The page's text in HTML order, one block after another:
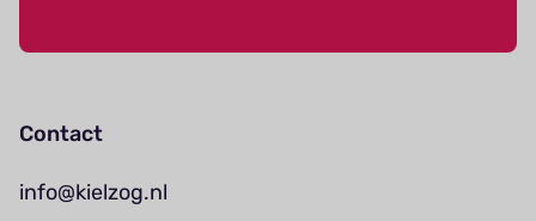
Contact
info@kielzog.nl